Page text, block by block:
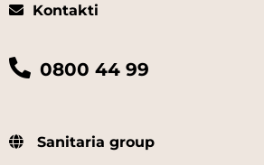
Kontakti
0800 44 99
Sanitaria group